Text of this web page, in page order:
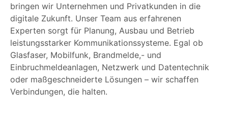
bringen wir Unternehmen und Privatkunden in die
digitale Zukunft. Unser Team aus erfahrenen
Experten sorgt für Planung, Ausbau und Betrieb
leistungsstarker Kommunikationssysteme. Egal ob
Glasfaser, Mobilfunk, Brandmelde,- und
Einbruchmeldeanlagen, Netzwerk und Datentechnik
oder maßgeschneiderte Lösungen – wir schaffen
Verbindungen, die halten.